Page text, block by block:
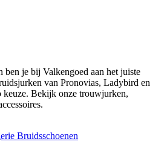
ben je bij Valkengoed aan het juiste
van Pronovias, Ladybird en
keuze. Bekijk onze trouwjurken,
Bruidsschoenen